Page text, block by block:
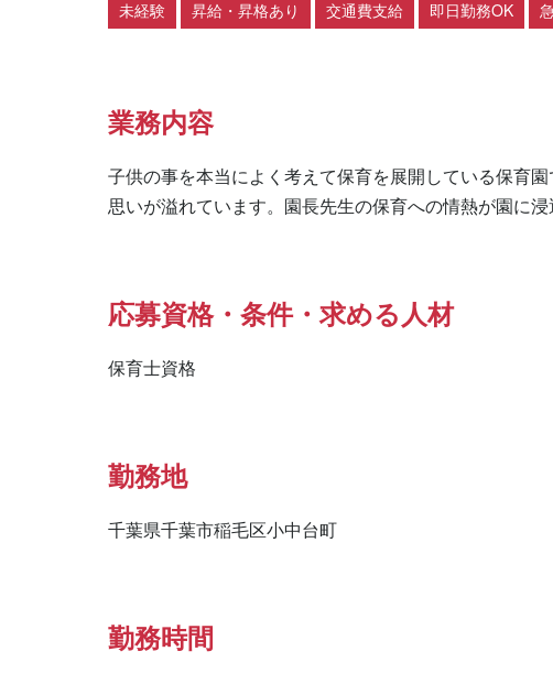
未経験 昇給・昇格あり 交通費支給 即日勤務OK
業務内容
子供の事を本当によく考えて保育を展開している保育
思いが溢れています。園長先生の保育への情熱が園に
応募資格・条件・求める人材
保育士資格
勤務地
千葉県千葉市稲毛区小中台町
勤務時間